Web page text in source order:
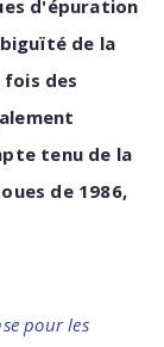
d'épuration
de la
fois des
tenu de la
de 1986,
pour les